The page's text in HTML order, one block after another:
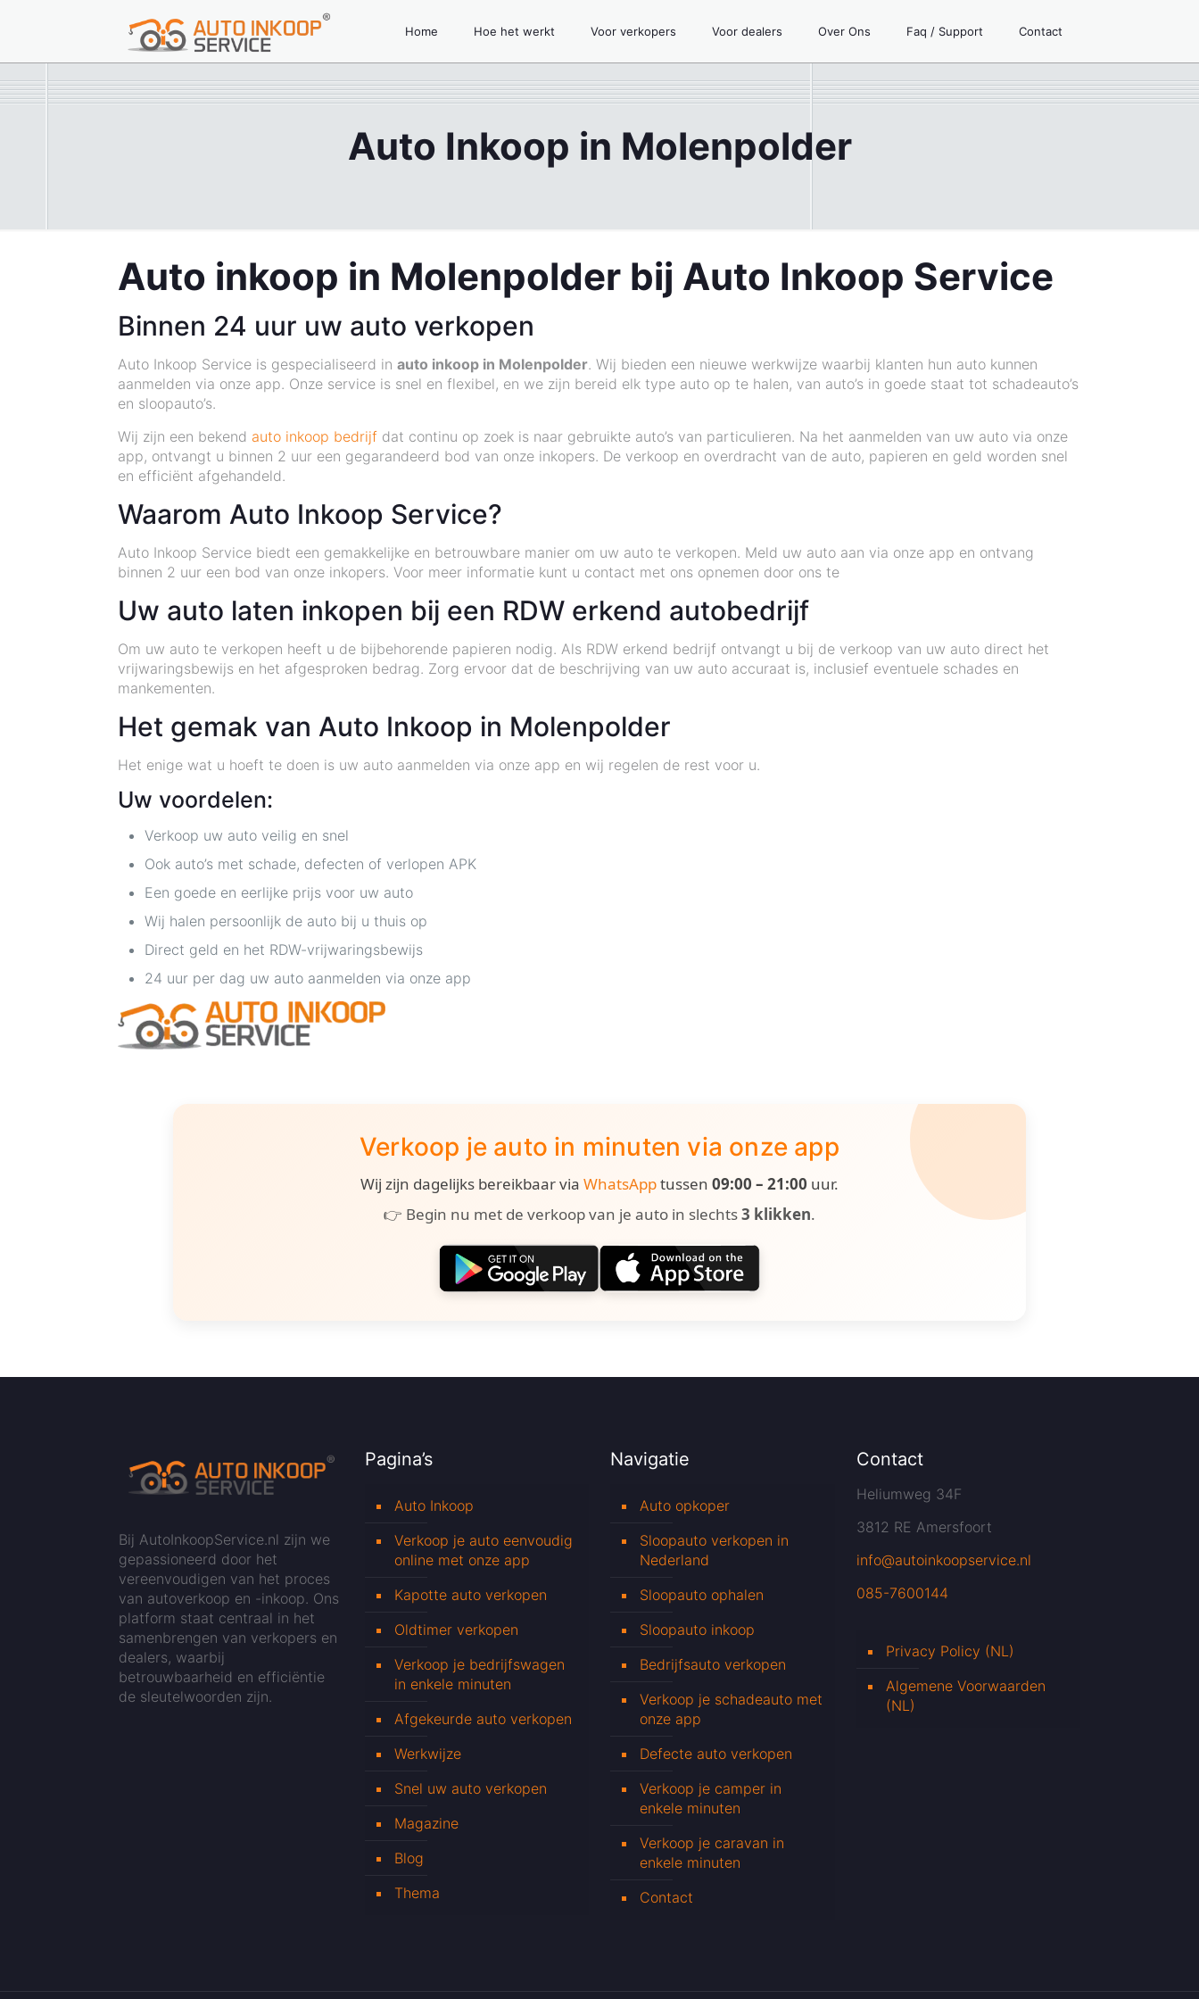
Home Hoe het werkt Voor verkopers Voor dealers Over Ons Faq / Support Contact
Auto Inkoop in Molenpolder
Auto inkoop in Molenpolder bij Auto Inkoop Service
Binnen 24 uur uw auto verkopen
Auto Inkoop Service is gespecialiseerd inauto inkoop in Molenpolder. Wij bieden een nieuwe werkwijze waarbij klanten hun auto kunnen
aanmelden via onze app. Onze service is snel en flexibel, en we zijn bereid elk type auto op te halen, van auto’s in goede staat tot schadeauto’s
en sloopauto’s.
Wij zijn een bekend auto inkoop bedrijf dat continu op zoek is naar gebruikte auto’s van particulieren. Na het aanmelden van uw auto via onze
app, ontvangt u binnen 2 uur een gegarandeerd bod van onze inkopers. De verkoop en overdracht van de auto, papieren en geld worden snel
en efficiënt afgehandeld.
Waarom Auto Inkoop Service?
Auto Inkoop Service biedt een gemakkelijke en betrouwbare manier om uw auto te verkopen. Meld uw auto aan via onze app en ontvang
binnen 2 uur een bod van onze inkopers. Voor meer informatie kunt u contact met ons opnemen door ons te
Uw auto laten inkopen bij een RDW erkend autobedrijf
Om uw auto te verkopen heeft u de bijbehorende papieren nodig. Als RDW erkend bedrijf ontvangt u bij de verkoop van uw auto direct het
vrijwaringsbewijs en het afgesproken bedrag. Zorg ervoor dat de beschrijving van uw auto accuraat is, inclusief eventuele schades en
mankementen.
Het gemak van Auto Inkoop in Molenpolder
Het enige wat u hoeft te doen is uw auto aanmelden via onze app en wij regelen de rest voor u.
Uw voordelen:
Verkoop uw auto veilig en snel
Ook auto’s met schade, defecten of verlopen APK
Een goede en eerlijke prijs voor uw auto
Wij halen persoonlijk de auto bij u thuis op
Direct geld en het RDW-vrijwaringsbewijs
24 uur per dag uw auto aanmelden via onze app
Verkoop je auto in minuten via onze app
Wij zijn dagelijks bereikbaar via WhatsApptussen 09:00 – 21:00 uur.
👉 Begin nu met de verkoop van je auto in slechts3 klikken.
Bij AutoInkoopService.nl zijn we
gepassioneerd door het
vereenvoudigen van het proces
van autoverkoop en -inkoop. Ons
platform staat centraal in het
samenbrengen van verkopers en
dealers, waarbij
betrouwbaarheid en efficiëntie
de sleutelwoorden zijn.
Pagina’s
Auto Inkoop
Verkoop je auto eenvoudig
online met onze app
Kapotte auto verkopen
Oldtimer verkopen
Verkoop je bedrijfswagen
in enkele minuten
Afgekeurde auto verkopen
Werkwijze
Snel uw auto verkopen
Magazine
Blog
Thema
Navigatie
Auto opkoper
Sloopauto verkopen in
Nederland
Sloopauto ophalen
Sloopauto inkoop
Bedrijfsauto verkopen
Verkoop je schadeauto met
onze app
Defecte auto verkopen
Verkoop je camper in
enkele minuten
Verkoop je caravan in
enkele minuten
Contact
Contact
Heliumweg 34F
3812 RE Amersfoort
info@autoinkoopservice.nl
085-7600144
Privacy Policy (NL)
Algemene Voorwaarden
(NL)